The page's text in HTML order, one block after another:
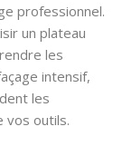
professionnel.
un plateau
les
intensif,
les
vos outils.